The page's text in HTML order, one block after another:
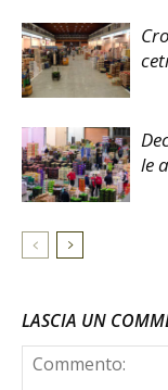
le
LASCIA UN